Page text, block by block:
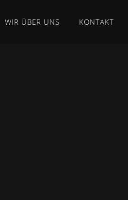
WIR ÜBER UNS KONTAKT